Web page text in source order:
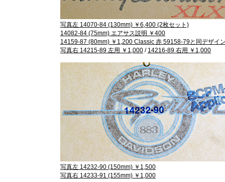
写真左 14070-84 (130mm) ￥6,400 (2枚セット)
14082-84 (75mm) エアサス説明 ￥400
14159-87 (80mm) ￥1,200 Classic 赤 59158-79と同デザイ
写真右 14215-89 左用 ￥1,000 / 14216-89 右用 ￥1,000
写真左 14232-90 (150mm) ￥1,500
写真右 14233-91 (155mm) ￥1,000